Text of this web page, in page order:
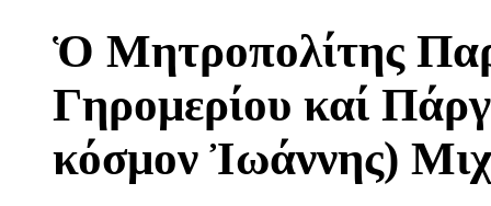
Ὁ Μητροπολίτης
Γηρομερίου καί
κόσμον Ἰωάννης)